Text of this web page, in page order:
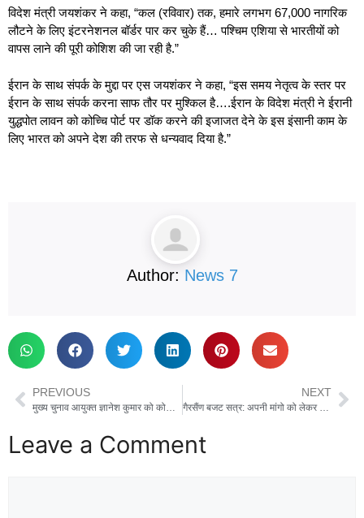
विदेश मंत्री जयशंकर ने कहा, “कल (रविवार) तक, हमारे लगभग 67,000 नागरिक
लौटने के लिए इंटरनेशनल बॉर्डर पार कर चुके हैं… पश्चिम एशिया से भारतीयों को
वापस लाने की पूरी कोशिश की जा रही है.”
ईरान के साथ संपर्क के मुद्दा पर एस जयशंकर ने कहा, “इस समय नेतृत्व के स्तर पर
ईरान के साथ संपर्क करना साफ तौर पर मुश्किल है….ईरान के विदेश मंत्री ने ईरानी
युद्धपोत लावन को कोच्चि पोर्ट पर डॉक करने की इजाजत देने के इस इंसानी काम के
लिए भारत को अपने देश की तरफ से धन्यवाद दिया है.”
Author: News 7
PREVIOUS NEXT
Leave a Comment